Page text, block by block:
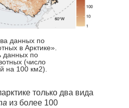
только два вида
из более 100
данных по
в Арктике».
данных по
(число
на 100 км2).